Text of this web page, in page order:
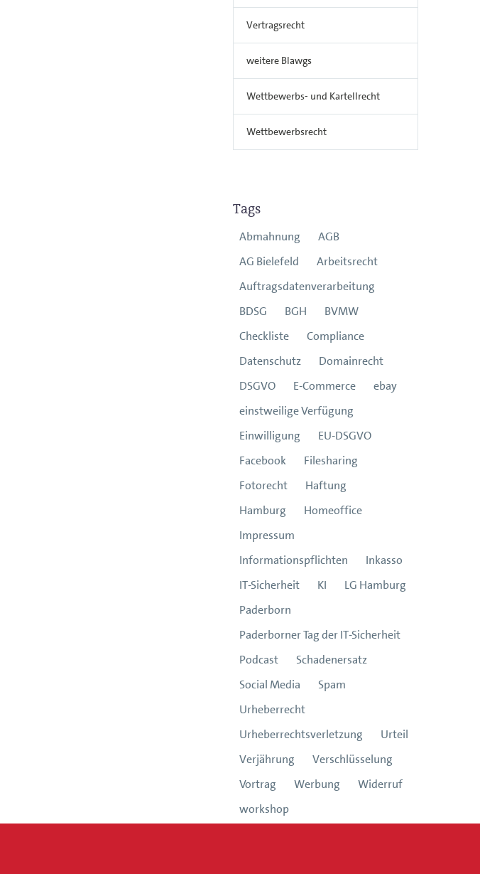
Vertragsrecht
weitere Blawgs
Wettbewerbs- und Kartellrecht
Wettbewerbsrecht
Tags
Abmahnung
AGB
AG Bielefeld
Arbeitsrecht
Auftragsdatenverarbeitung
BDSG
BGH
BVMW
Checkliste
Compliance
Datenschutz
Domainrecht
DSGVO
E-Commerce
ebay
einstweilige Verfügung
Einwilligung
EU-DSGVO
Facebook
Filesharing
Fotorecht
Haftung
Hamburg
Homeoffice
Impressum
Informationspflichten
Inkasso
IT-Sicherheit
KI
LG Hamburg
Paderborn
Paderborner Tag der IT-Sicherheit
Podcast
Schadenersatz
Social Media
Spam
Urheberrecht
Urheberrechtsverletzung
Urteil
Verjährung
Verschlüsselung
Vortrag
Werbung
Widerruf
workshop